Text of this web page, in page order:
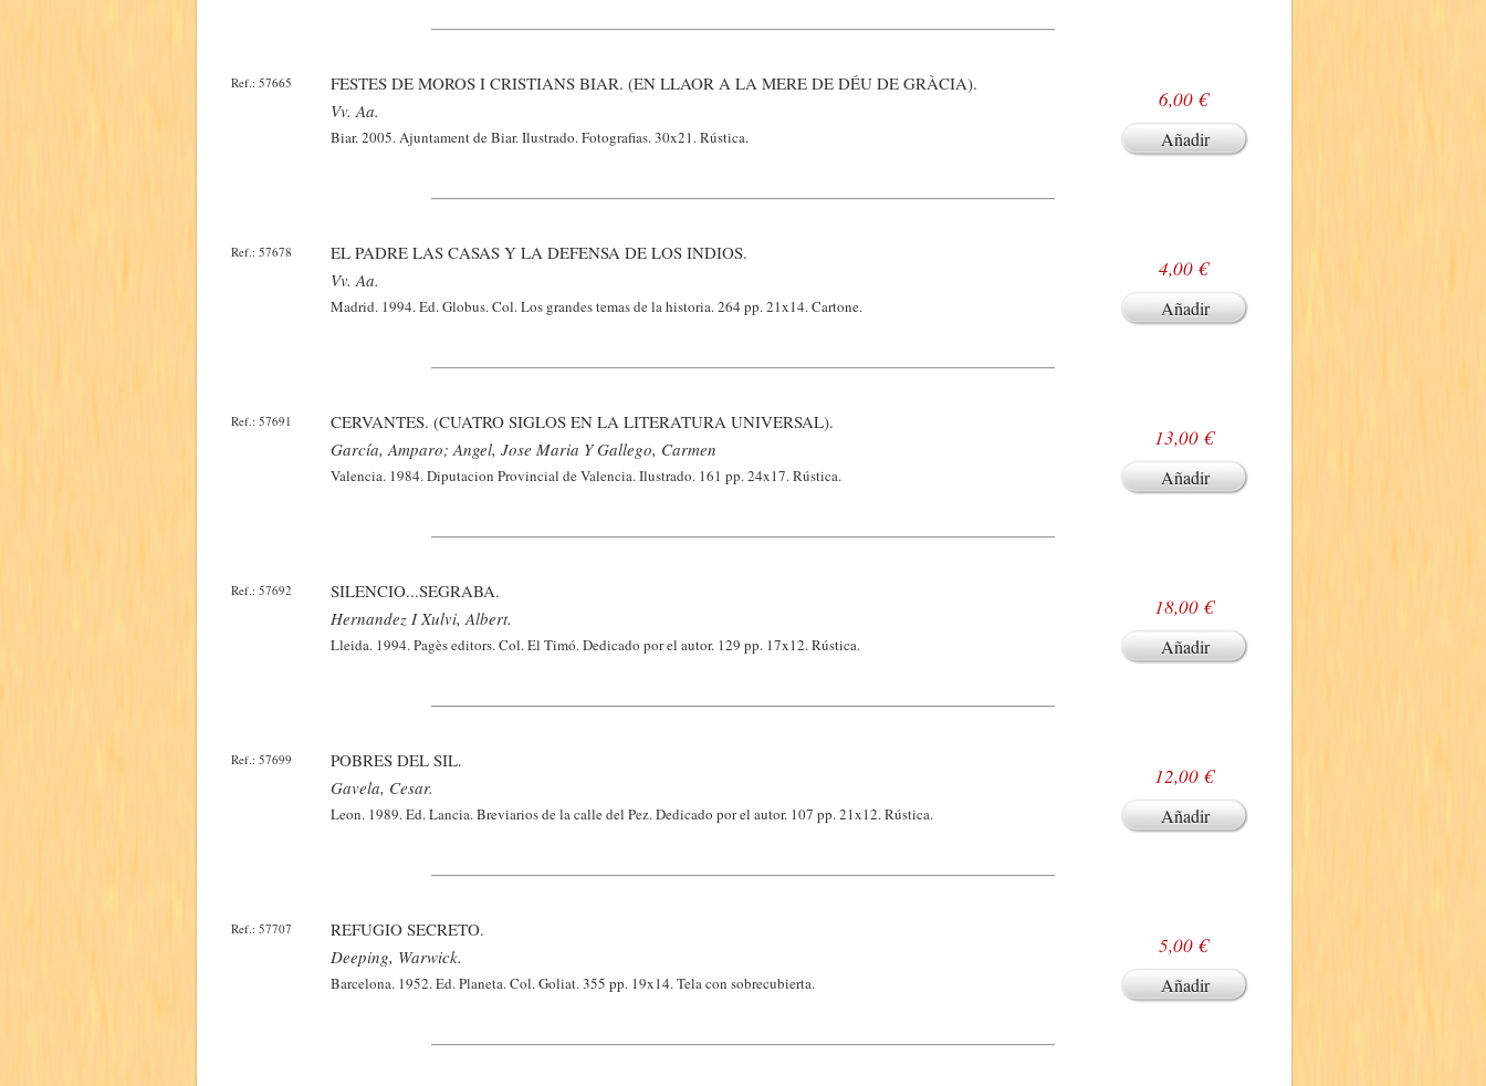
Ref.: 57665
FESTES DE MOROS I CRISTIANS BIAR. (EN LLAOR A LA MERE DE DÉU DE GRÀCIA).
Vv. Aa.
Biar. 2005. Ajuntament de Biar. Ilustrado. Fotografias. 30x21. Rústica.
6,00 €
Añadir
Ref.: 57678
EL PADRE LAS CASAS Y LA DEFENSA DE LOS INDIOS.
Vv. Aa.
Madrid. 1994. Ed. Globus. Col. Los grandes temas de la historia. 264 pp. 21x14. Cartone.
4,00 €
Añadir
Ref.: 57691
CERVANTES. (CUATRO SIGLOS EN LA LITERATURA UNIVERSAL).
García, Amparo; Angel, Jose Maria Y Gallego, Carmen
Valencia. 1984. Diputacion Provincial de Valencia. Ilustrado. 161 pp. 24x17. Rústica.
13,00 €
Añadir
Ref.: 57692
SILENCIO...SEGRABA.
Hernandez I Xulvi, Albert.
Lleida. 1994. Pagès editors. Col. El Timó. Dedicado por el autor. 129 pp. 17x12. Rústica.
18,00 €
Añadir
Ref.: 57699
POBRES DEL SIL.
Gavela, Cesar.
Leon. 1989. Ed. Lancia. Breviarios de la calle del Pez. Dedicado por el autor. 107 pp. 21x12. Rústica.
12,00 €
Añadir
Ref.: 57707
REFUGIO SECRETO.
Deeping, Warwick.
Barcelona. 1952. Ed. Planeta. Col. Goliat. 355 pp. 19x14. Tela con sobrecubierta.
5,00 €
Añadir